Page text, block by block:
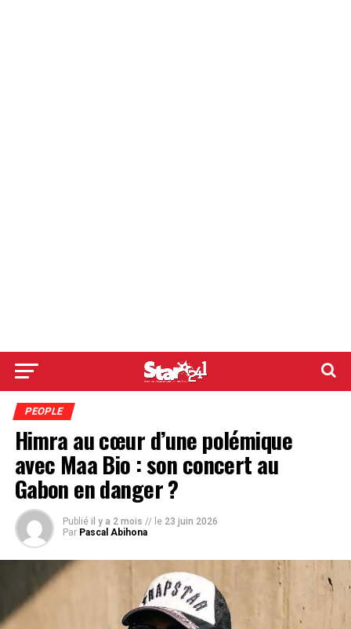
PEOPLE
Himra au cœur d’une polémique
avec Maa Bio : son concert au
Gabon en danger ?
Publié il y a 2 mois // le 23 juin 2026
Par Pascal Abihona